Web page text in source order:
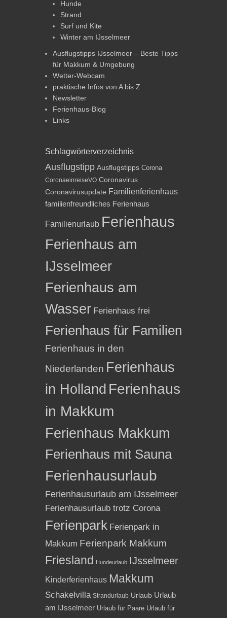
Hunde
Strand
Surf und Kite
Winter am IJsselmeer
Ausflugstipps IJsselmeer – Beste Tipps
für Makkum & Umgebung
Wetter-Webcam
praktische Infos von A bis Z
Newsletter
Ferienhaus-Blog
Links
Schlagwörterverzeichnis
Ausflugstipp Ausflugstipps Corona
CoronaeinreiseVO Coronavirus
Coronavirusupdate Familienferienhaus
familienfreundliches Ferienhaus
Familienurlaub Ferienhaus
Ferienhaus am
IJsselmeer
Ferienhaus am
Wasser Ferienhaus frei
Ferienhaus für Familien
Ferienhaus in den
Niederlanden Ferienhaus
in Holland Ferienhaus
in Makkum
Ferienhaus Makkum
Ferienhaus mit Sauna
Ferienhausurlaub
Ferienhausurlaub am IJsselmeer
Ferienhausurlaub trotz Corona
Ferienpark Ferienpark in
Makkum Ferienpark Makkum
Friesland Hundeurlaub IJsselmeer
Kinderferienhaus Makkum
Schakelvilla Strandurlaub Urlaub Urlaub
am IJsselmeer Urlaub für Paare Urlaub für